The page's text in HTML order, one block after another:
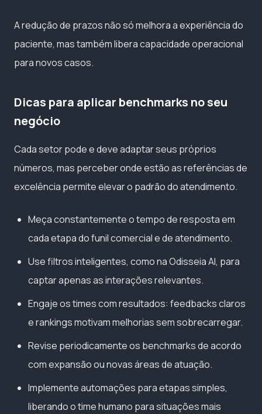
A redução de prazos não só melhora a experiência do
paciente, mas também libera capacidade operacional
para novos casos.
Dicas para aplicar benchmarks no seu
negócio
Cada setor pode e deve adaptar seus próprios
números, mas perceber onde estão as referências de
excelência permite elevar o padrão do atendimento.
Meça constantemente o tempo de resposta em
cada etapa do funil comercial e de atendimento.
Use filtros inteligentes, como na Odisseia AI, para
captar apenas as interações relevantes.
Engaje os times com resultados: feedbacks claros
e rankings motivam melhorias sem sobrecarregar.
Revise periodicamente os benchmarks de acordo
com expansão ou novas áreas de atuação.
Implemente automações para etapas simples,
liberando o time humano para situações mais